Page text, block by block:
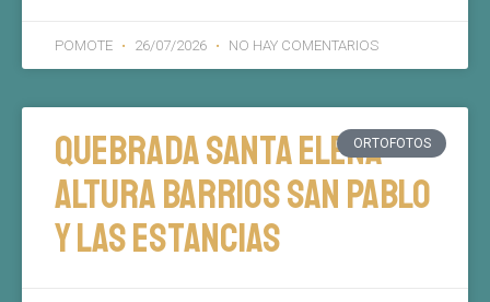
POMOTE 26/07/2026 NO HAY COMENTARIOS
ORTOFOTOS
Quebrada Santa Elena
altura barrios San Pablo
y Las Estancias